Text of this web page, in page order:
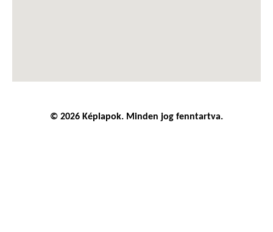
© 2026 Képlapok. Minden jog fenntartva.